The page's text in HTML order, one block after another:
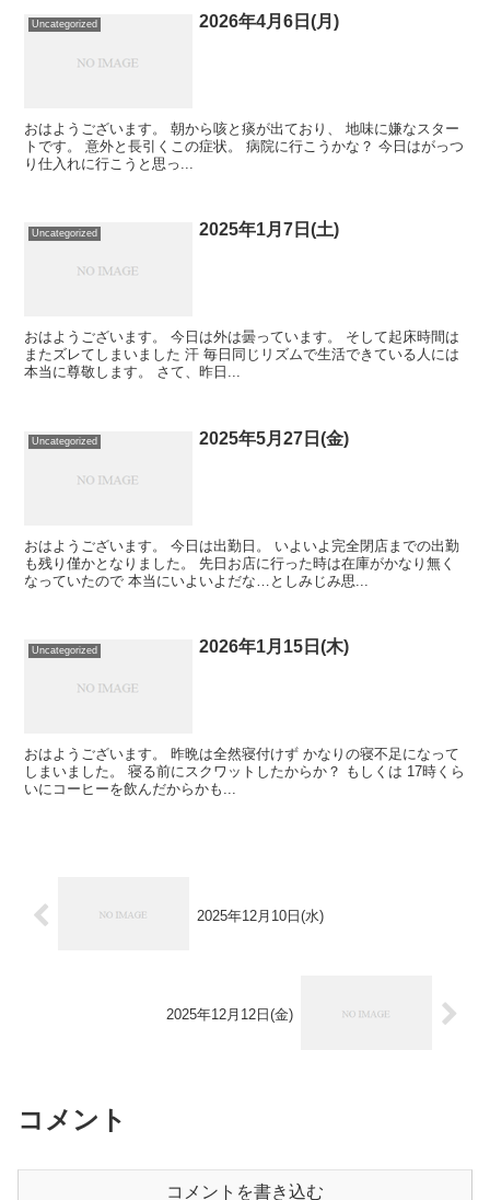
Uncategorized 2026年4月6日(月)
おはようございます。 朝から咳と痰が出ており、 地味に嫌なスター
トです。 意外と長引くこの症状。 病院に行こうかな？ 今日はがっつ
り仕入れに行こうと思っ...
Uncategorized 2025年1月7日(土)
おはようございます。 今日は外は曇っています。 そして起床時間は
またズレてしまいました 汗 毎日同じリズムで生活できている人には
本当に尊敬します。 さて、昨日...
Uncategorized 2025年5月27日(金)
おはようございます。 今日は出勤日。 いよいよ完全閉店までの出勤
も残り僅かとなりました。 先日お店に行った時は在庫がかなり無く
なっていたので 本当にいよいよだな…としみじみ思...
Uncategorized 2026年1月15日(木)
おはようございます。 昨晩は全然寝付けず かなりの寝不足になって
しまいました。 寝る前にスクワットしたからか？ もしくは 17時くら
いにコーヒーを飲んだからかも...
2025年12月10日(水)
2025年12月12日(金)
コメント
コメントを書き込む